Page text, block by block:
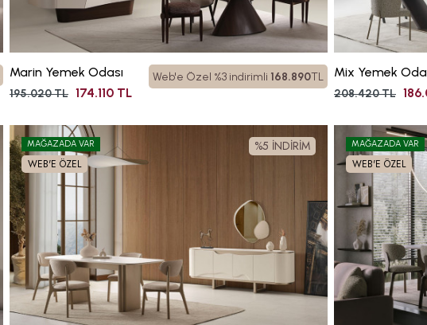
Marin Yemek Odası
195.020 TL 174.110 TL
Web'e Özel %3 indirimli 168.890TL Mix Yemek
208.420 TL
%5 İNDİRİM
MAĞAZADA VAR
WEB'E ÖZEL
MAĞAZADA VAR
WEB'E ÖZEL